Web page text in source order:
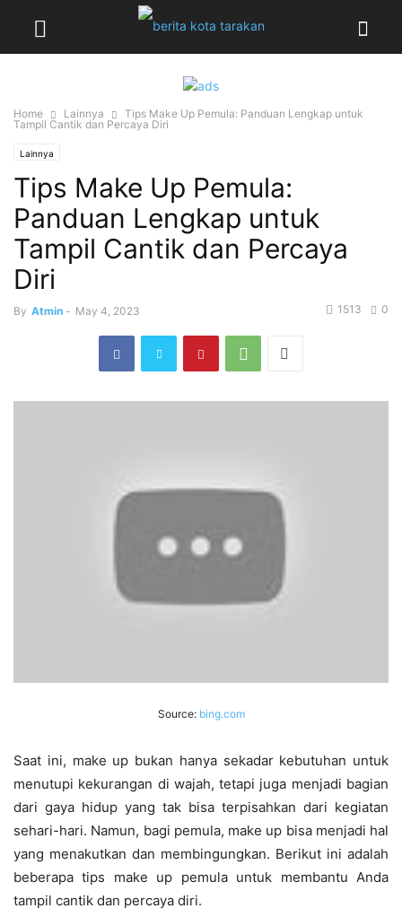
Home Lainnya
Tips Make Up Pemula: Panduan Lengkap untuk
Tampil Cantik dan Percaya Diri
Lainnya
Tips Make Up Pemula:
Panduan Lengkap untuk
Tampil Cantik dan Percaya
Diri
By Atmin - May 4, 2023 0
1513
Source: bing.com
Saat ini, make up bukan hanya sekadar kebutuhan untuk
menutupi kekurangan di wajah, tetapi juga menjadi bagian
dari gaya hidup yang tak bisa terpisahkan dari kegiatan
sehari-hari. Namun, bagi pemula, make up bisa menjadi hal
yang menakutkan dan membingungkan. Berikut ini adalah
beberapa tips make up pemula untuk membantu Anda
tampil cantik dan percaya diri.